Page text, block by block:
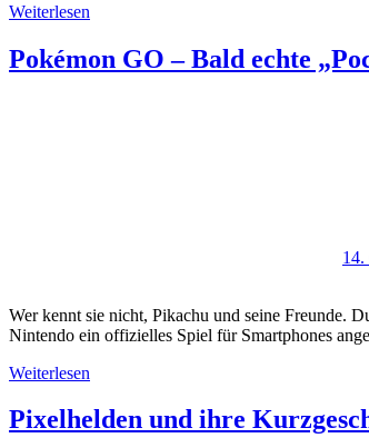
Weiterlesen
Pokémon GO – Bald echte
14.
Wer kennt sie nicht, Pikachu und seine Freunde.
Nintendo ein offizielles Spiel für Smartphones
Weiterlesen
Pixelhelden und ihre